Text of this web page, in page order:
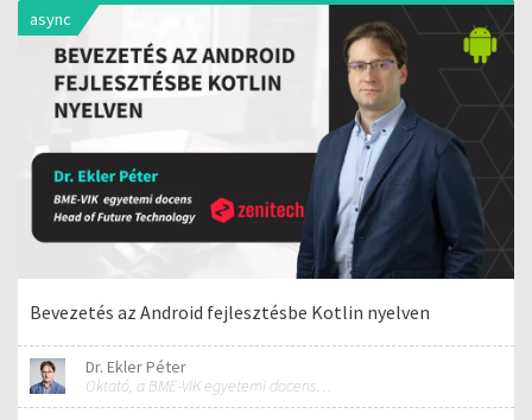
async
Bevezetés az Android fejlesztésbe Kotlin nyelven
Dr. Ekler Péter
Oktató, a BME-VIK egyetemi docense, az AutSoft Zrt. CTO-ja